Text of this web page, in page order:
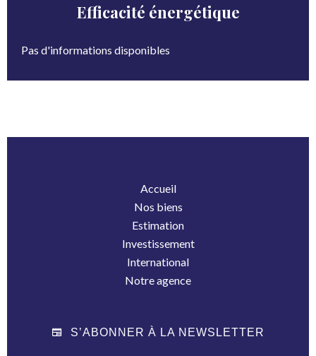
Efficacité énergétique
Pas d'informations disponibles
Accueil
Nos biens
Estimation
Investissement
International
Notre agence
S’ABONNER À LA NEWSLETTER